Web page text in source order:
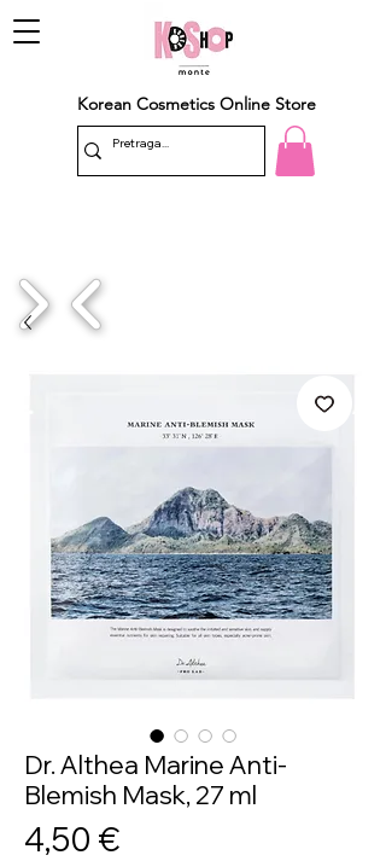
Korean Cosmetics Online Store
Dr. Althea Marine Anti-
Blemish Mask, 27 ml
4,50 €Price